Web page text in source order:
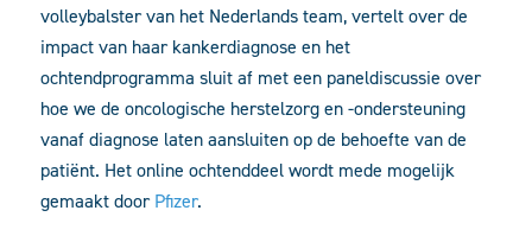
volleybalster van het Nederlands team, vertelt over de
impact van haar kankerdiagnose en het
ochtendprogramma sluit af met een paneldiscussie over
hoe we de oncologische herstelzorg en -ondersteuning
vanaf diagnose laten aansluiten op de behoefte van de
patiënt. Het online ochtenddeel wordt mede mogelijk
gemaakt doorPfizer.